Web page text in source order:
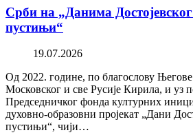
Срби на „Данима
пустињи“
19.07.2026
Од 2022. године, по благослову
Московског и све Русије Кирила, и уз
Председничког фонда културних
духовно-образовни пројекат „Дани
пустињи“, чији…